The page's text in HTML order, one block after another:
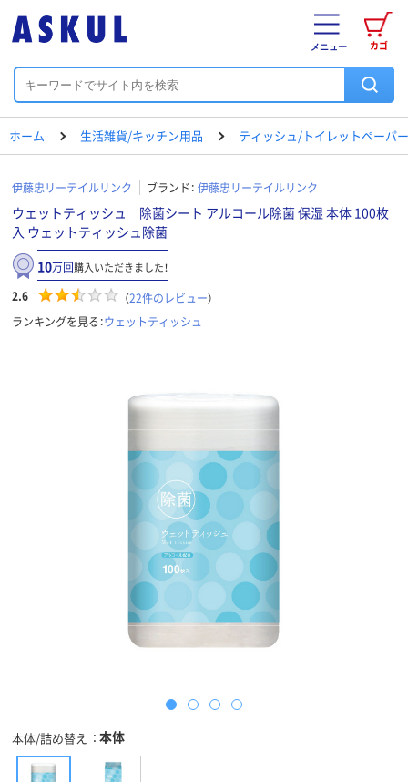
カゴ
メニュー
ホーム 生活雑貨/キッチン用品 ティッシュ/トイレットペーパ
伊藤忠リーテイルリンク ブランド： 伊藤忠リーテイルリンク
ウェットティッシュ 除菌シート アルコール除菌 保湿 本体 100枚
入 ウェットティッシュ除菌
10万回購入いただきました！
2.6 （22件のレビュー）
ランキングを見る：ウェットティッシュ
本体/詰め替え 本体